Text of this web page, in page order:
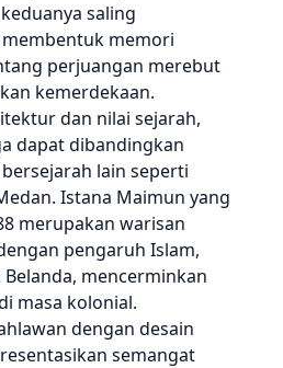
saling
memori
perjuangan merebut
kemerdekaan.
dan nilai sejarah,
dapat dibandingkan
lain seperti
Istana Maimun yang
merupakan warisan
pengaruh Islam,
mencerminkan
masa kolonial.
dengan desain
semangat